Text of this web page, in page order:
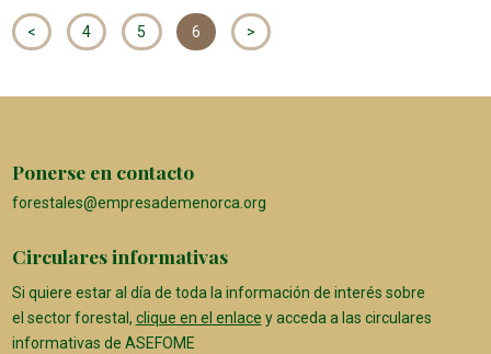
< 4 5 6 >
Ponerse en contacto
forestales@empresademenorca.org
Circulares informativas
Si quiere estar al día de toda la información de interés sobre
el sector forestal, clique en el enlace y acceda a las circulares
informativas de ASEFOME